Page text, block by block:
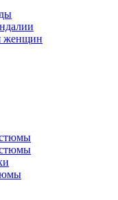
женщин